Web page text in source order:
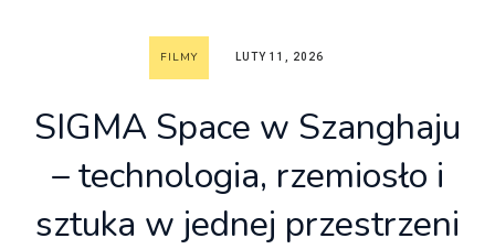
FILMY LUTY 11, 2026
SIGMA Space w Szanghaju
– technologia, rzemiosło i
sztuka w jednej przestrzeni